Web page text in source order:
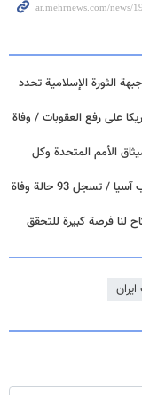
الثورة الإسلامية تحدد
على رفع العقوبات / وفاة
الأمم المتحدة وكل
روحاني يفتتح اكبر مصفاة غاز في منطقة غرب آسيا / تسجل 93 حالة وفاة
لنا فرصة كبيرة للتحقق